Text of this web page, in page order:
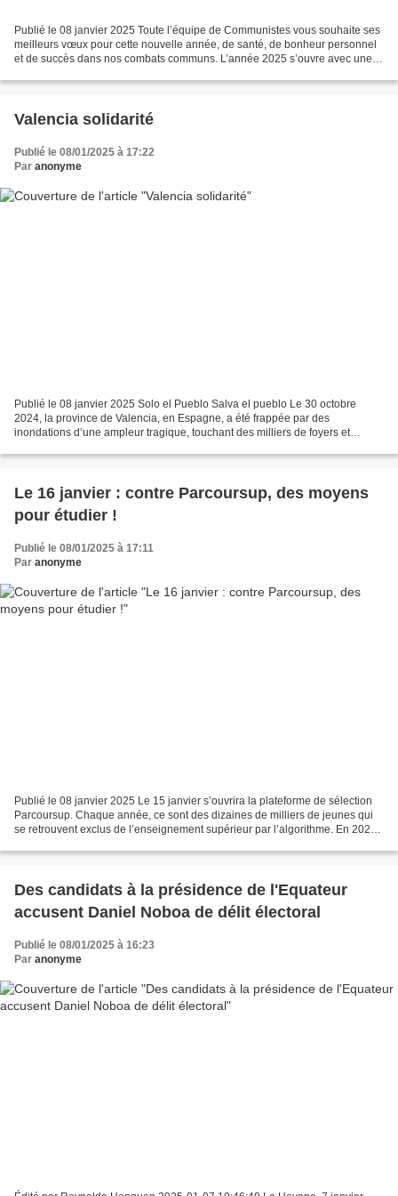
Publié le 08 janvier 2025 Toute l’équipe de Communistes vous souhaite ses
meilleurs vœux pour cette nouvelle année, de santé, de bonheur personnel
et de succès dans nos combats communs. L’année 2025 s’ouvre avec une
Valencia solidarité
Publié le 08/01/2025 à 17:22
Par anonyme
Publié le 08 janvier 2025 Solo el Pueblo Salva el pueblo Le 30 octobre
2024, la province de Valencia, en Espagne, a été frappée par des
inondations d’une ampleur tragique, touchant des milliers de foyers et
Le 16 janvier : contre Parcoursup, des moyens
pour étudier !
Publié le 08/01/2025 à 17:11
Par anonyme
Publié le 08 janvier 2025 Le 15 janvier s’ouvrira la plateforme de sélection
Parcoursup. Chaque année, ce sont des dizaines de milliers de jeunes qui
se retrouvent exclus de l’enseignement supérieur par l’algorithme. En 2024,
Des candidats à la présidence de l'Equateur
accusent Daniel Noboa de délit électoral
Publié le 08/01/2025 à 16:23
Par anonyme